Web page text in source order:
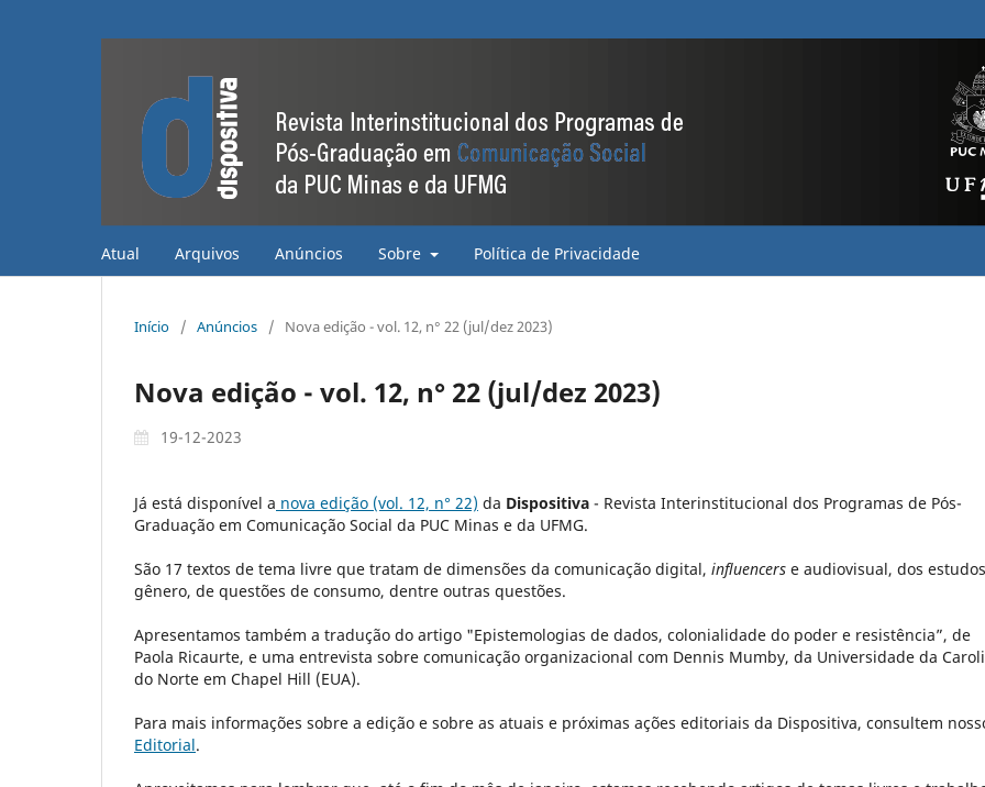
Atual Arquivos Anúncios Sobre Política de Privacidade
Início / Anúncios / Nova edição - vol. 12, n° 22 (jul/dez 2023)
Nova edição - vol. 12, n° 22 (jul/dez 2023)
19-12-2023
Já está disponível a nova edição (vol. 12, n° 22) da Dispositiva - Revista Interinstitucional dos Programas de Pós-
Graduação em Comunicação Social da PUC Minas e da UFMG.
São 17 textos de tema livre que tratam de dimensões da comunicação digital, influencers e audiovisual, dos
gênero, de questões de consumo, dentre outras questões.
Apresentamos também a tradução do artigo "Epistemologias de dados, colonialidade do poder e resistência”, de
Paola Ricaurte, e uma entrevista sobre comunicação organizacional com Dennis Mumby, da Universidade da
do Norte em Chapel Hill (EUA).
Para mais informações sobre a edição e sobre as atuais e próximas ações editoriais da Dispositiva, consultem
Editorial.